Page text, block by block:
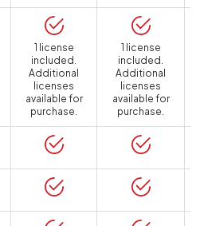
1 license
included.
Additional
licenses
available for
purchase.
1 license
included.
Additional
licenses
available for
purchase.